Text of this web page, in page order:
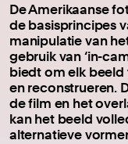
De Amerikaanse
de basisprincipes
manipulatie van
gebruik van ‘in-
biedt om elk
en reconstrueren.
de film en het
kan het beeld
alternatieve